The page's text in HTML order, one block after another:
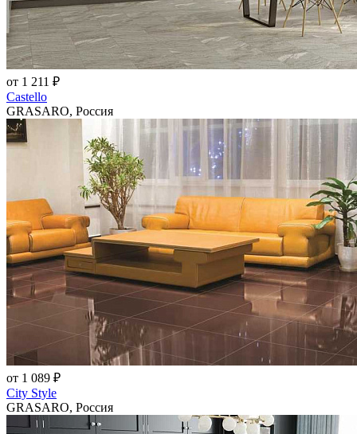
от 1 211 ₽
Castello
GRASARO, Россия
от 1 089 ₽
City Style
GRASARO, Россия